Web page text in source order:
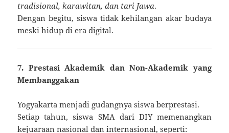
tradisional, karawitan, dan tari Jawa.
Dengan begitu, siswa tidak kehilangan akar budaya
meski hidup di era digital.
7. Prestasi Akademik dan Non-Akademik yang
Membanggakan
Yogyakarta menjadi gudangnya siswa berprestasi.
Setiap tahun, siswa SMA dari DIY memenangkan
kejuaraan nasional dan internasional, seperti: